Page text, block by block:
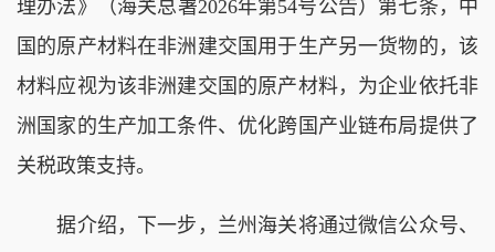
理办法》（海关总署2026年第54号公告）第七条，中
国的原产材料在非洲建交国用于生产另一货物的，该
材料应视为该非洲建交国的原产材料，为企业依托非
洲国家的生产加工条件、优化跨国产业链布局提供了
关税政策支持。
据介绍，下一步，兰州海关将通过微信公众号、